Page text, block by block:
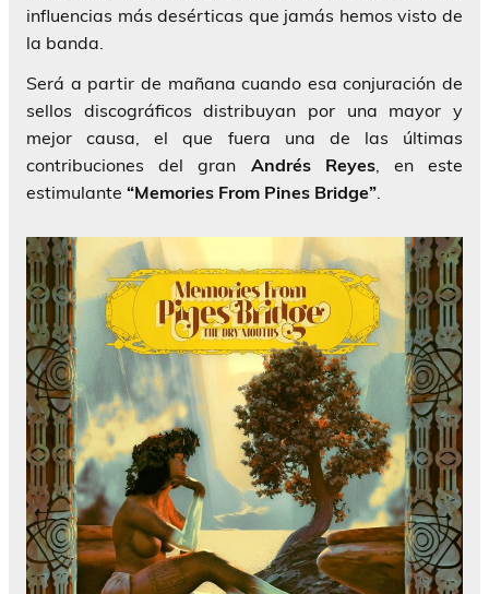
influencias más desérticas que jamás hemos visto de
la banda.
Será a partir de mañana cuando esa conjuración de
sellos discográficos distribuyan por una mayor y
mejor causa, el que fuera una de las últimas
contribuciones del gran Andrés Reyes, en este
estimulante “Memories From Pines Bridge”